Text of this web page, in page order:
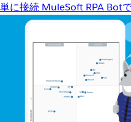
単に接続 MuleSoft RPA Bot